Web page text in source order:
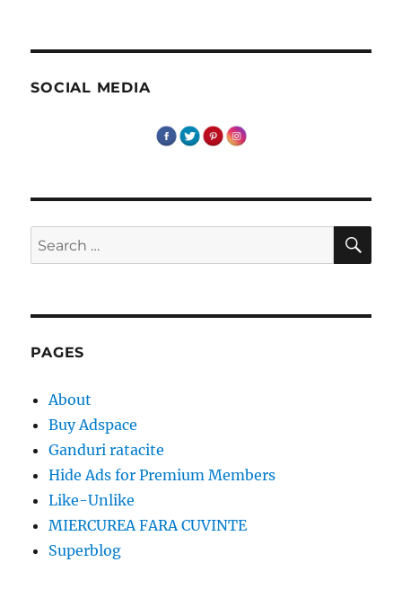
SOCIAL MEDIA
Search
for:
PAGES
About
Buy Adspace
Ganduri ratacite
Hide Ads for Premium Members
Like-Unlike
MIERCUREA FARA CUVINTE
Superblog